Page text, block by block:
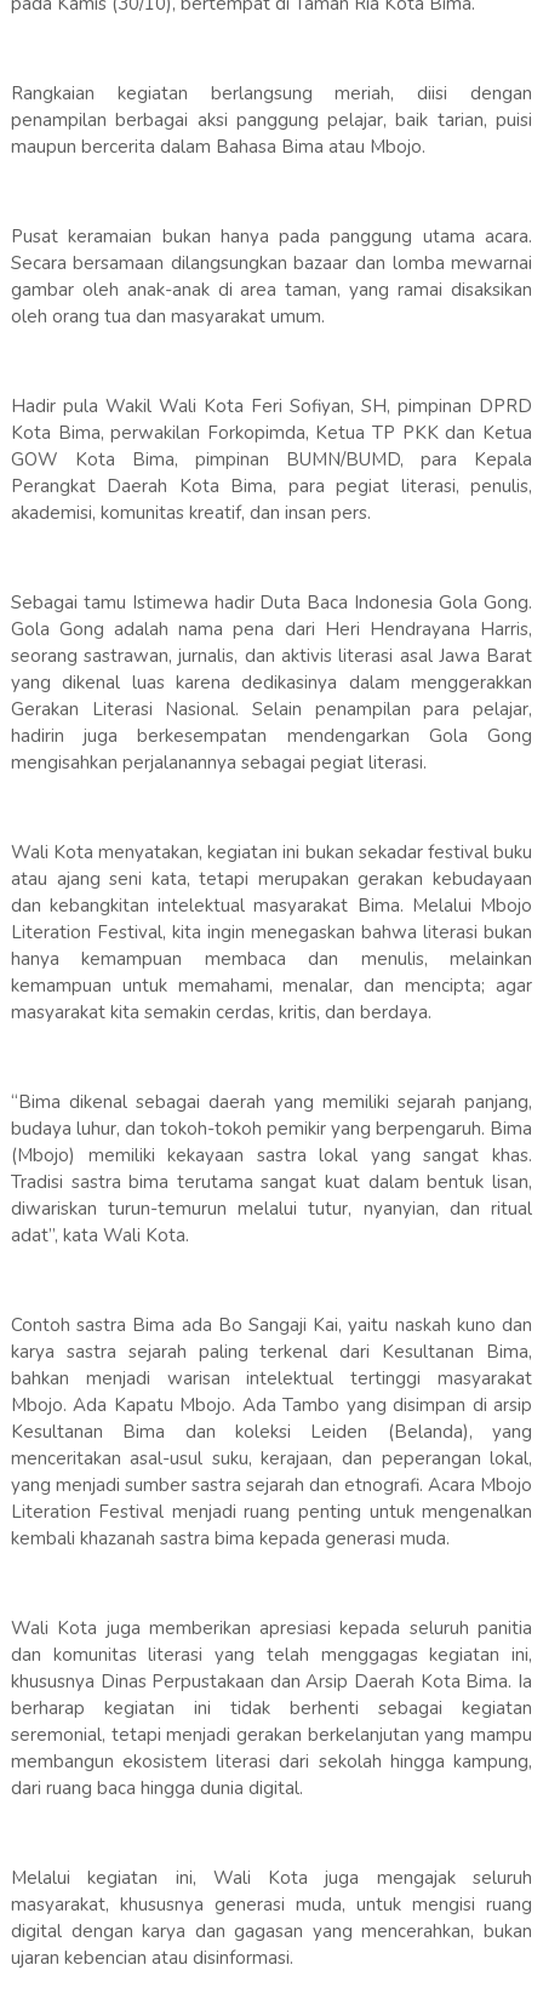
Rangkaian kegiatan berlangsung meriah, diisi dengan
penampilan berbagai aksi panggung pelajar, baik tarian, puisi
maupun bercerita dalam Bahasa Bima atau Mbojo.
Pusat keramaian bukan hanya pada panggung utama acara.
Secara bersamaan dilangsungkan bazaar dan lomba mewarnai
gambar oleh anak-anak di area taman, yang ramai disaksikan
oleh orang tua dan masyarakat umum.
Hadir pula Wakil Wali Kota Feri Sofiyan, SH, pimpinan DPRD
Kota Bima, perwakilan Forkopimda, Ketua TP PKK dan Ketua
GOW Kota Bima, pimpinan BUMN/BUMD, para Kepala
Perangkat Daerah Kota Bima, para pegiat literasi, penulis,
akademisi, komunitas kreatif, dan insan pers.
Sebagai tamu Istimewa hadir Duta Baca Indonesia Gola Gong.
Gola Gong adalah nama pena dari Heri Hendrayana Harris,
seorang sastrawan, jurnalis, dan aktivis literasi asal Jawa Barat
yang dikenal luas karena dedikasinya dalam menggerakkan
Gerakan Literasi Nasional. Selain penampilan para pelajar,
hadirin juga berkesempatan mendengarkan Gola Gong
mengisahkan perjalanannya sebagai pegiat literasi.
Wali Kota menyatakan, kegiatan ini bukan sekadar festival buku
atau ajang seni kata, tetapi merupakan gerakan kebudayaan
dan kebangkitan intelektual masyarakat Bima. Melalui Mbojo
Literation Festival, kita ingin menegaskan bahwa literasi bukan
hanya kemampuan membaca dan menulis, melainkan
kemampuan untuk memahami, menalar, dan mencipta; agar
masyarakat kita semakin cerdas, kritis, dan berdaya.
“Bima dikenal sebagai daerah yang memiliki sejarah panjang,
budaya luhur, dan tokoh-tokoh pemikir yang berpengaruh. Bima
(Mbojo) memiliki kekayaan sastra lokal yang sangat khas.
Tradisi sastra bima terutama sangat kuat dalam bentuk lisan,
diwariskan turun-temurun melalui tutur, nyanyian, dan ritual
adat”, kata Wali Kota.
Contoh sastra Bima ada Bo Sangaji Kai, yaitu naskah kuno dan
karya sastra sejarah paling terkenal dari Kesultanan Bima,
bahkan menjadi warisan intelektual tertinggi masyarakat
Mbojo. Ada Kapatu Mbojo. Ada Tambo yang disimpan di arsip
Kesultanan Bima dan koleksi Leiden (Belanda), yang
menceritakan asal-usul suku, kerajaan, dan peperangan lokal,
yang menjadi sumber sastra sejarah dan etnografi. Acara Mbojo
Literation Festival menjadi ruang penting untuk mengenalkan
kembali khazanah sastra bima kepada generasi muda.
Wali Kota juga memberikan apresiasi kepada seluruh panitia
dan komunitas literasi yang telah menggagas kegiatan ini,
khususnya Dinas Perpustakaan dan Arsip Daerah Kota Bima. Ia
berharap kegiatan ini tidak berhenti sebagai kegiatan
seremonial, tetapi menjadi gerakan berkelanjutan yang mampu
membangun ekosistem literasi dari sekolah hingga kampung,
dari ruang baca hingga dunia digital.
Melalui kegiatan ini, Wali Kota juga mengajak seluruh
masyarakat, khususnya generasi muda, untuk mengisi ruang
digital dengan karya dan gagasan yang mencerahkan, bukan
ujaran kebencian atau disinformasi.